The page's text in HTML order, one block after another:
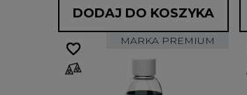
DODAJ DO KOSZYKA
MARKA PREMIUM
favorite_border
favorite_border